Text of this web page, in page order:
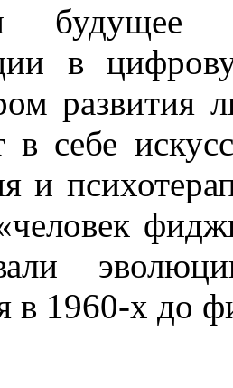
будущее
в
развития
в себе
и
в 1960-х до